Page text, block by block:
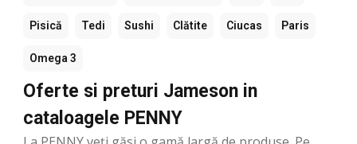
Pisică Tedi Sushi Clătite Ciucas Paris
Omega 3
Oferte si preturi Jameson in
cataloagele PENNY